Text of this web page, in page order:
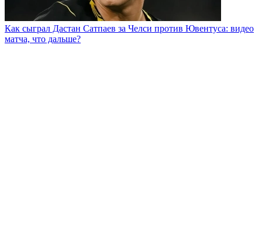
Как сыграл Дастан Сатпаев за Челси против Ювентуса: видео
матча, что дальше?